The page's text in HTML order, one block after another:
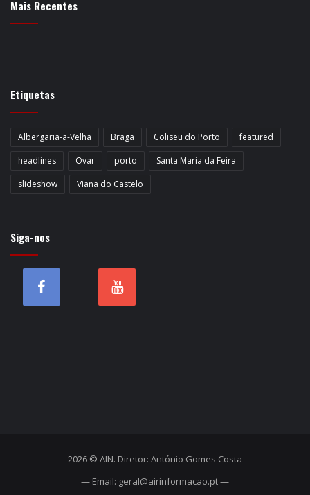
Mais Recentes
Etiquetas
Albergaria-a-Velha Braga Coliseu do Porto
featured
headlines
Ovar porto
Santa Maria da Feira
slideshow
Viana do Castelo
Siga-nos
2026 © AIN. Diretor: António Gomes Costa
— Email: geral@airinformacao.pt —